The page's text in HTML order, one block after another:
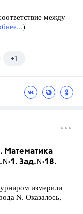
между
)
+1
Математика
Зад.№18.
измерили
N. Оказалось,